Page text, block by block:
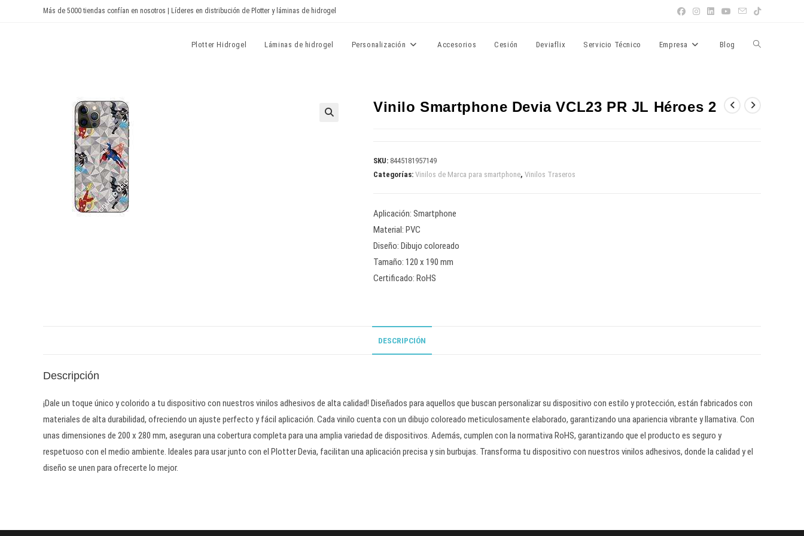
Más de 5000 tiendas confían en nosotros | Líderes en distribución de Plotter y láminas de hidrogel
Plotter Hidrogel Láminas de hidrogel Personalización Accesorios Cesión Deviaflix Servicio Técnico Empresa Blog Alternar
Vinilo Smartphone Devia VCL23 PR JL Héroes 2
SKU: 8445181957149
Categorías: Vinilos de Marca para smartphone, Vinilos Traseros
Aplicación: Smartphone
Material: PVC
Diseño: Dibujo coloreado
Tamaño: 120 x 190 mm
Certificado: RoHS
DESCRIPCIÓN
Descripción
¡Dale un toque único y colorido a tu dispositivo con nuestros vinilos adhesivos de alta calidad! Diseñados para aquellos que buscan personalizar su dispositivo con estilo y protección, están fabricados con
materiales de alta durabilidad, ofreciendo un ajuste perfecto y fácil aplicación. Cada vinilo cuenta con un dibujo coloreado meticulosamente elaborado, garantizando una apariencia vibrante y llamativa. Con
unas dimensiones de 200 x 280 mm, aseguran una cobertura completa para una amplia variedad de dispositivos. Además, cumplen con la normativa RoHS, garantizando que el producto es seguro y
respetuoso con el medio ambiente. Ideales para usar junto con el Plotter Devia, facilitan una aplicación precisa y sin burbujas. Transforma tu dispositivo con nuestros vinilos adhesivos, donde la calidad y el
diseño se unen para ofrecerte lo mejor.